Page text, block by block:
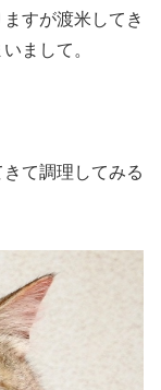
すが渡米してき
まして。
て調理してみる